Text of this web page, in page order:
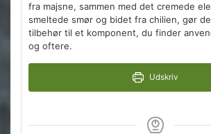
fra majsne, sammen med det cremede
smeltede smør og bidet fra chilien, gør
tilbehør til et komponent, du finder
og oftere.
Udskriv